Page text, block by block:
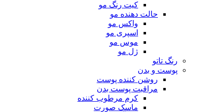
کیت رنگ مو
حالت دهنده مو
واکس مو
اسپری مو
موس مو
ژل مو
رنگ تاتو
پوست و بدن
روشن کننده پوست
مراقبت پوست بدن
کرم مرطوب کننده
ماسک صورت